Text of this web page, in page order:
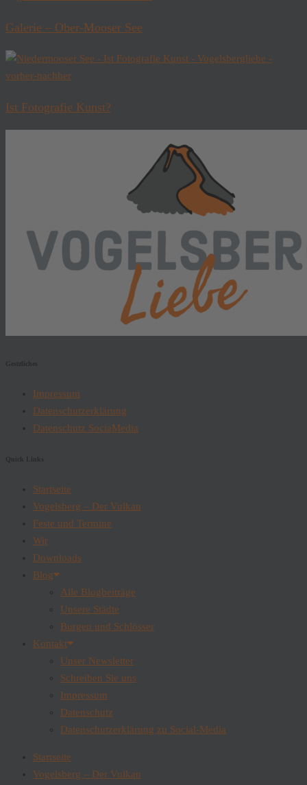
Galerie – Ober-Mooser See
Ist Fotografie Kunst?
Gestzliches
Impressum
Datenschutzerklärung
Datenschutz SociaMedia
Quick Links
Startseite
Vogelsberg – Der Vulkan
Feste und Termine
Wir
Downloads
Blog
Alle Blogbeiträge
Unsere Städte
Burgen und Schlösser
Kontakt
Unser Newsletter
Schreiben Sie uns
Impressum
Datenschutz
Datenschutzerklärung zu Social-Media
Startseite
Vogelsberg – Der Vulkan